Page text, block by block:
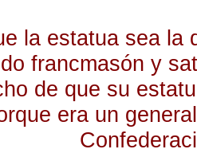
la estatua sea la
francmasón y
de que su
era un